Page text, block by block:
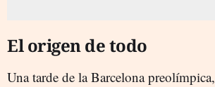
El origen de todo
Una tarde de la Barcelona preolímpica,